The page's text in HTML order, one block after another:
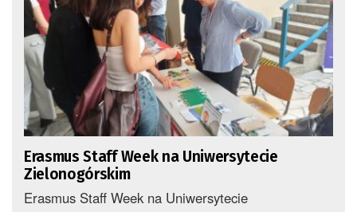
Erasmus Staff Week na Uniwersytecie
Zielonogórskim
Erasmus Staff Week na Uniwersytecie